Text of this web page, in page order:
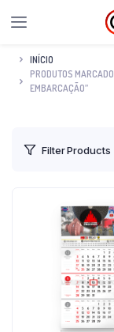
INÍCIO
PRODUTOS
EMBARCAÇÃO”
Filter Products